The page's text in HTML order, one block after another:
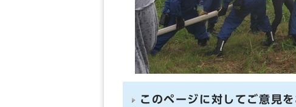
このページに対してご意見